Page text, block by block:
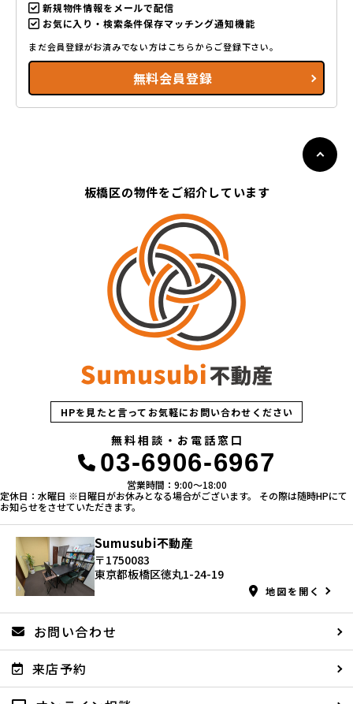
新規物件情報をメールで配信
お気に入り・検索条件保存マッチング通知機能
まだ会員登録がお済みでない方はこちらからご登録下さい。
無料会員登録
板橋区の物件をご紹介しています
HPを見たと言ってお気軽にお問い合わせください
無料相談・お電話窓口
03-6906-6967
営業時間：9:00〜18:00
定休日：水曜日 ※日曜日がお休みとなる場合がございます。 その際は随時HPにて
お知らせをさせていただきます。
Sumusubi不動産
〒1750083
東京都板橋区徳丸1-24-19
地図を開く
お問い合わせ
来店予約